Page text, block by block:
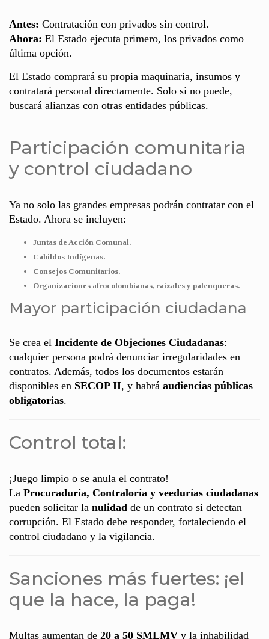
Antes: Contratación con privados sin control.
Ahora: El Estado ejecuta primero, los privados como
última opción.
El Estado comprará su propia maquinaria, insumos y
contratará personal directamente. Solo si no puede,
buscará alianzas con otras entidades públicas.
Participación comunitaria
y control ciudadano
Ya no solo las grandes empresas podrán contratar con el
Estado. Ahora se incluyen:
Juntas de Acción Comunal.
Cabildos Indígenas.
Consejos Comunitarios.
Organizaciones afrocolombianas, raizales y palenqueras.
Mayor participación ciudadana
Se crea el Incidente de Objeciones Ciudadanas:
cualquier persona podrá denunciar irregularidades en
contratos. Además, todos los documentos estarán
disponibles en SECOP II, y habrá audiencias públicas
obligatorias.
Control total:
¡Juego limpio o se anula el contrato!
La Procuraduría, Contraloría y veedurías ciudadanas
pueden solicitar la nulidad de un contrato si detectan
corrupción. El Estado debe responder, fortaleciendo el
control ciudadano y la vigilancia.
Sanciones más fuertes: ¡el
que la hace, la paga!
Multas aumentan de 20 a 50 SMLMV y la inhabilidad